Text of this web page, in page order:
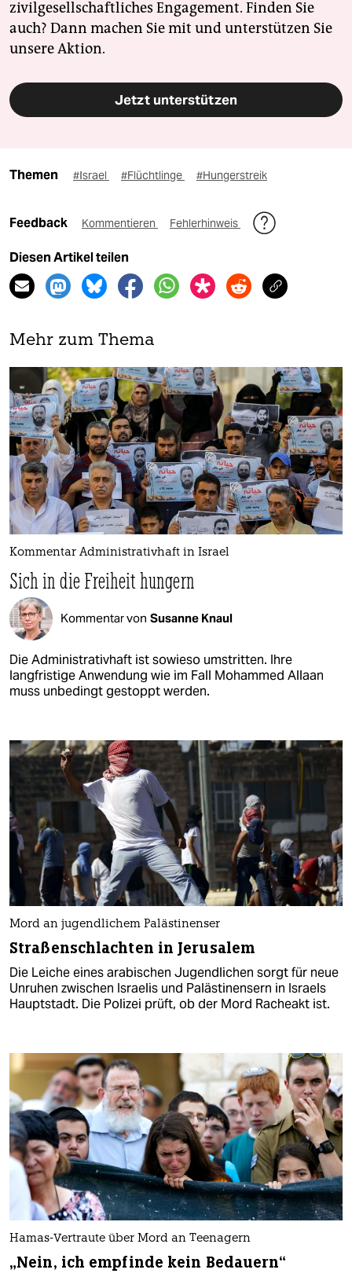
zivilgesellschaftliches Engagement. Finden Sie
auch? Dann machen Sie mit und unterstützen Sie
unsere Aktion.
Jetzt unterstützen
Themen #Israel #Flüchtlinge #Hungerstreik
Feedback Kommentieren Fehlerhinweis
Diesen Artikel teilen
Mehr zum Thema
Kommentar Administrativhaft in Israel
Sich in die Freiheit hungern
Kommentar von Susanne Knaul
Die Administrativhaft ist sowieso umstritten. Ihre
langfristige Anwendung wie im Fall Mohammed Allaan
muss unbedingt gestoppt werden.
Mord an jugendlichem Palästinenser
Straßenschlachten in Jerusalem
Die Leiche eines arabischen Jugendlichen sorgt für neue
Unruhen zwischen Israelis und Palästinensern in Israels
Hauptstadt. Die Polizei prüft, ob der Mord Racheakt ist.
Hamas-Vertraute über Mord an Teenagern
„Nein, ich empfinde kein Bedauern“